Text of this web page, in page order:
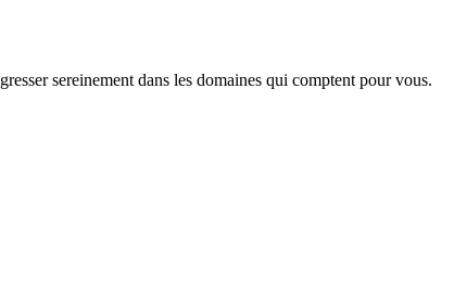
sereinement dans les domaines qui comptent pour vous.